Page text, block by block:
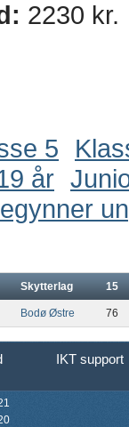
2230 kr.
5
år
Skytterlag 15
Bodø Østre 76
IKT support